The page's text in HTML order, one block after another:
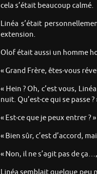
cela s’était beaucoup calmé.
Linéa s’était
extension.
Olof était aussi un homme
« Grand Frère, êtes-vous
« Hein ? Oh, c’est vous,
nuit. Qu’est-ce qui se passe ?
« Est-ce que je peux entrer ?
« Bien sûr, c’est d’accord,
« Non, il ne s’agit pas de
Linéa semblait quelque peu